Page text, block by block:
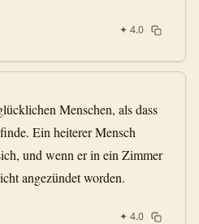
✦ 4.0
Menschen, als dass
Ein heiterer Mensch
und wenn er in ein Zimmer
angezündet worden.
✦ 4.0